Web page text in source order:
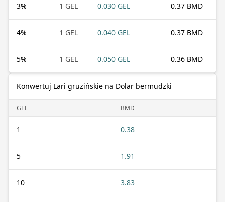
3% 1 GEL 0.030 GEL 0.37 BMD
4% 1 GEL 0.040 GEL 0.37 BMD
5% 1 GEL 0.050 GEL 0.36 BMD
Konwertuj Lari gruzińskie na Dolar bermudzki
GEL BMD
1 0.38
5 1.91
10 3.83